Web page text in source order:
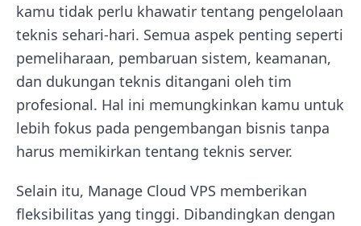
kamu tidak perlu khawatir tentang pengelolaan
teknis sehari-hari. Semua aspek penting seperti
pemeliharaan, pembaruan sistem, keamanan,
dan dukungan teknis ditangani oleh tim
profesional. Hal ini memungkinkan kamu untuk
lebih fokus pada pengembangan bisnis tanpa
harus memikirkan tentang teknis server.
Selain itu, Manage Cloud VPS memberikan
fleksibilitas yang tinggi. Dibandingkan dengan